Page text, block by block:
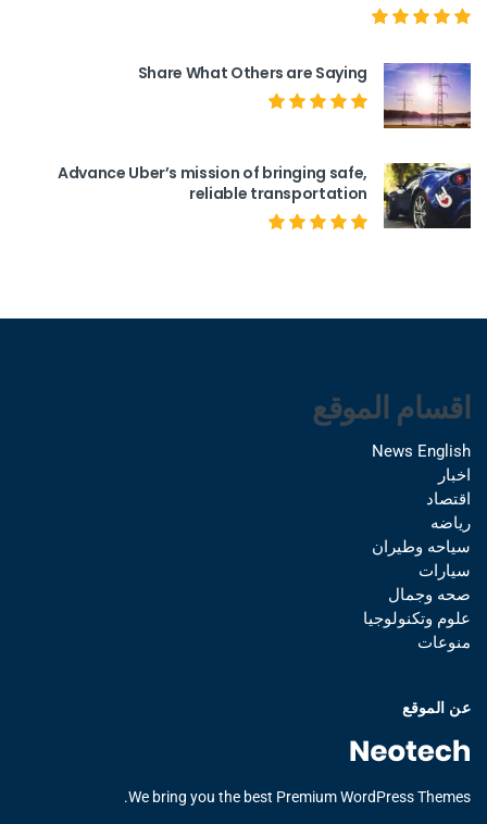
Share What Others are Saying
Advance Uber’s mission of bringing safe,
reliable transportation
اقسام الموقع
News English
اخبار
اقتصاد
رياضه
سياحه وطيران
سيارات
صحه وجمال
علوم وتكنولوجيا
منوعات
عن الموقع
We bring you the best Premium WordPress Themes.